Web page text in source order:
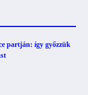
partján: így győzzük